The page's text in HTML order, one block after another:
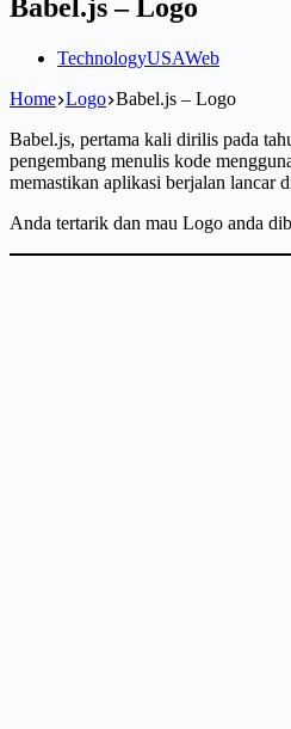
Babel.js – Logo
TechnologyUSAWeb
Home Logo Babel.js – Logo
Babel.js, pertama kali dirilis pada
pengembang menulis kode
memastikan aplikasi berjalan lancar
Anda tertarik dan mau Logo anda